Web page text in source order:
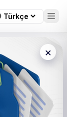
×
Öğrenci